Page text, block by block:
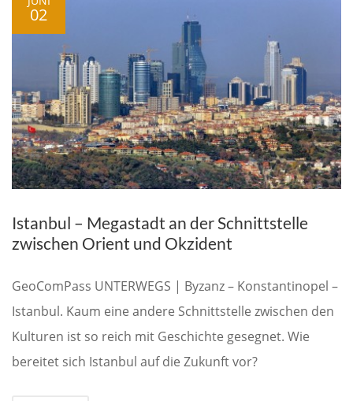
02
Istanbul – Megastadt an der Schnittstelle
zwischen Orient und Okzident
GeoComPass UNTERWEGS | Byzanz – Konstantinopel –
Istanbul. Kaum eine andere Schnittstelle zwischen den
Kulturen ist so reich mit Geschichte gesegnet. Wie
bereitet sich Istanbul auf die Zukunft vor?